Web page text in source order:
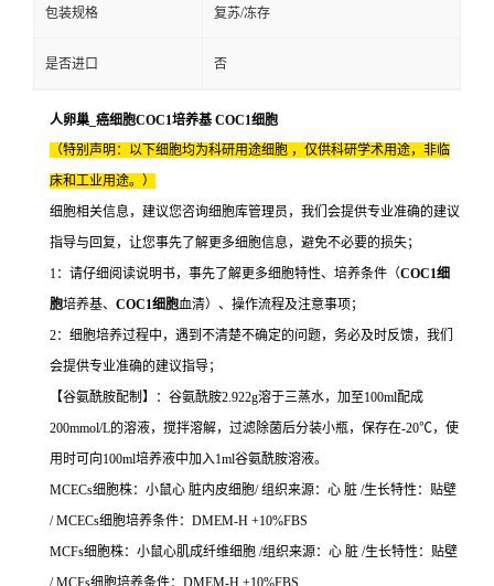
包装规格 复苏/冻存
是否进口 否
人卵巢_癌细胞COC1培养基 COC1细胞
（特别声明：以下细胞均为科研用途细胞 ，仅供科研学术用途，非临
床和工业用途。）
细胞相关信息，建议您咨询细胞库管理员，我们会提供专业准确的建议
指导与回复，让您事先了解更多细胞信息，避免不必要的损失；
1：请仔细阅读说明书，事先了解更多细胞特性、培养条件（COC1细
胞培养基、 COC1细胞血清）、操作流程及注意事项；
2：细胞培养过程中，遇到不清楚不确定的问题，务必及时反馈，我们
会提供专业准确的建议指导；
【谷氨酰胺配制】：谷氨酰胺2.922g溶于三蒸水，加至100ml配成
200mmol/L的溶液，搅拌溶解，过滤除菌后分装小瓶，保存在-20℃，使
用时可向100ml培养液中加入1ml谷氨酰胺溶液。
MCECs细胞株：小鼠心 脏内皮细胞/ 组织来源：心 脏 /生长特性：贴壁
/ MCECs细胞培养条件：DMEM-H +10%FBS
MCFs细胞株：小鼠心肌成纤维细胞 /组织来源：心 脏 /生长特性：贴壁
/ MCFs细胞培养条件：DMEM-H +10%FBS